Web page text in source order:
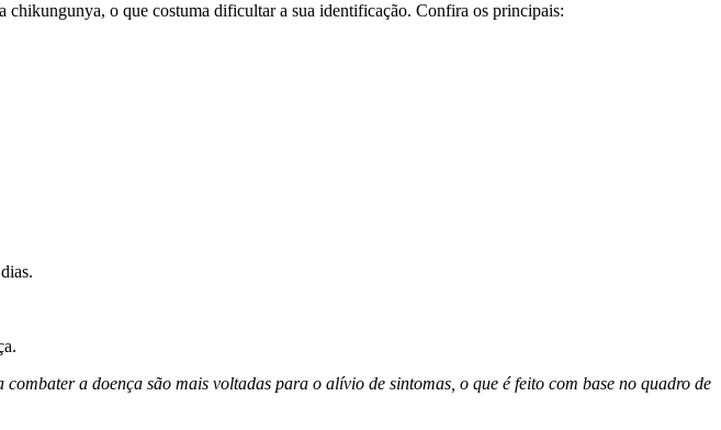
chikungunya, o que costuma dificultar a sua identificação. Confira os principais:
a doença são mais voltadas para o alívio de sintomas, o que é feito com base no quadro de